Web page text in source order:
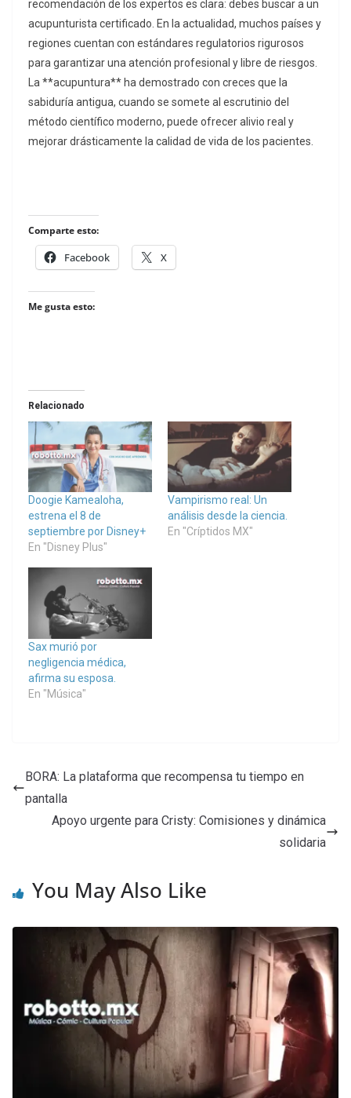
recomendación de los expertos es clara: debes buscar a un
acupunturista certificado. En la actualidad, muchos países y
regiones cuentan con estándares regulatorios rigurosos
para garantizar una atención profesional y libre de riesgos.
La **acupuntura** ha demostrado con creces que la
sabiduría antigua, cuando se somete al escrutinio del
método científico moderno, puede ofrecer alivio real y
mejorar drásticamente la calidad de vida de los pacientes.
Comparte esto:
Facebook X
Me gusta esto:
Relacionado
Doogie Kamealoha,
estrena el 8 de
septiembre por Disney+
En "Disney Plus"
Vampirismo real: Un
análisis desde la ciencia.
En "Críptidos MX"
Sax murió por
negligencia médica,
afirma su esposa.
En "Música"
BORA: La plataforma que recompensa tu tiempo en
pantalla
Apoyo urgente para Cristy: Comisiones y dinámica
solidaria
You May Also Like